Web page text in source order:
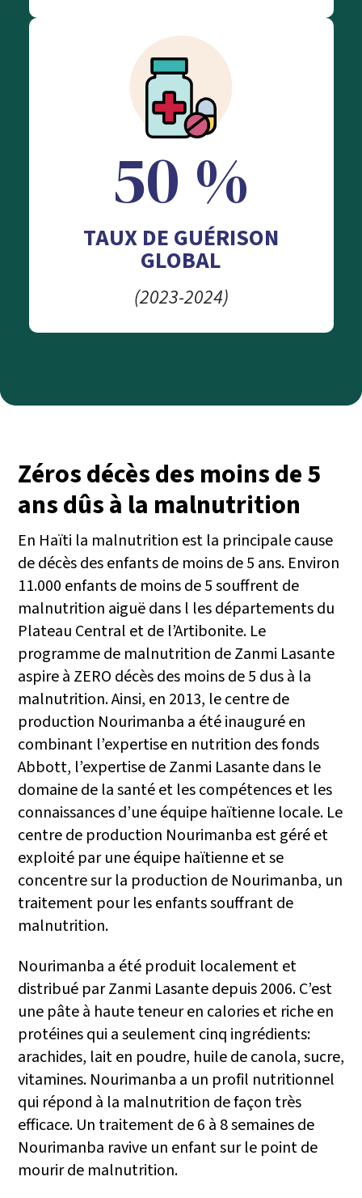
50 %
TAUX DE GUÉRISON
GLOBAL
(2023-2024)
Zéros décès des moins de 5
ans dûs à la malnutrition
En Haïti la malnutrition est la principale cause
de décès des enfants de moins de 5 ans. Environ
11.000 enfants de moins de 5 souffrent de
malnutrition aiguë dans l les départements du
Plateau Central et de l’Artibonite. Le
programme de malnutrition de Zanmi Lasante
aspire à ZERO décès des moins de 5 dus à la
malnutrition. Ainsi, en 2013, le centre de
production Nourimanba a été inauguré en
combinant l’expertise en nutrition des fonds
Abbott, l’expertise de Zanmi Lasante dans le
domaine de la santé et les compétences et les
connaissances d’une équipe haïtienne locale. Le
centre de production Nourimanba est géré et
exploité par une équipe haïtienne et se
concentre sur la production de Nourimanba, un
traitement pour les enfants souffrant de
malnutrition.
Nourimanba a été produit localement et
distribué par Zanmi Lasante depuis 2006. C’est
une pâte à haute teneur en calories et riche en
protéines qui a seulement cinq ingrédients:
arachides, lait en poudre, huile de canola, sucre,
vitamines. Nourimanba a un profil nutritionnel
qui répond à la malnutrition de façon très
efficace. Un traitement de 6 à 8 semaines de
Nourimanba ravive un enfant sur le point de
mourir de malnutrition.